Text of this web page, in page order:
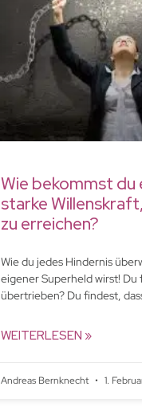
Wie bekommst du
starke
zu erreichen?
Wie du jedes Hindernis
eigener Superheld wirst!
übertrieben? Du findest,
WEITERLESEN »
Andreas Bernknecht 1.